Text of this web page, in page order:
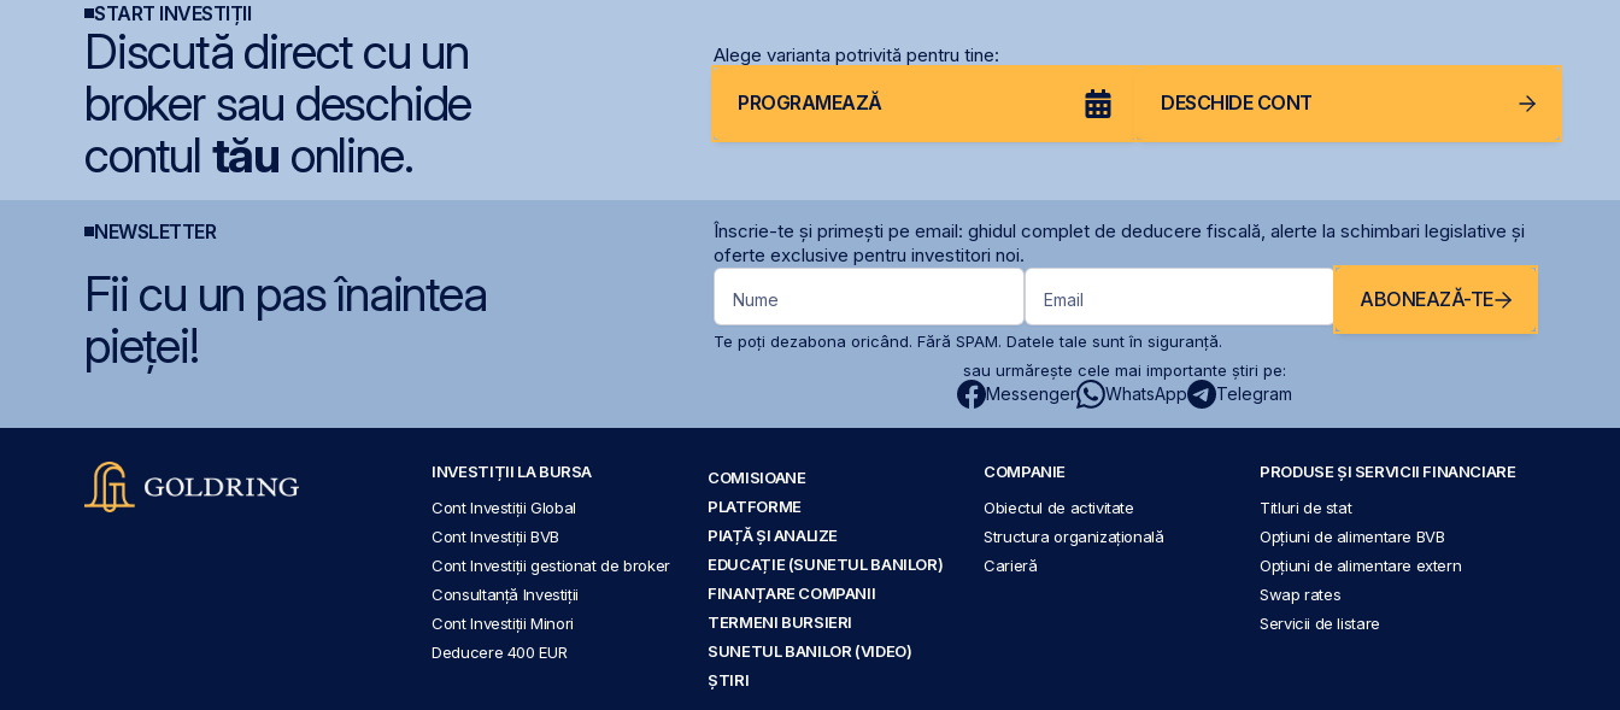
START INVESTIȚII
Discută direct cu un
broker sau deschide
contul tău online.
Alege varianta potrivită pentru tine:
PROGRAMEAZĂ DESCHIDE CONT
NEWSLETTER
Înscrie-te și primești pe email: ghidul complet de deducere fiscală, alerte la schimbari legislative și
oferte exclusive pentru investitori noi.
Fii cu un pas înaintea
pieței!
Nume Email ABONEAZĂ-TE
Te poți dezabona oricând. Fără SPAM. Datele tale sunt în siguranță.
sau urmărește cele mai importante știri pe:
Messenger WhatsApp Telegram
INVESTIȚII LA BURSA
Cont Investiții Global
Cont Investiții BVB
Cont Investiții gestionat de broker
Consultanță Investiții
Cont Investiții Minori
Deducere 400 EUR
COMISIOANE
PLATFORME
PIAȚĂ ȘI ANALIZE
EDUCAȚIE (SUNETUL BANILOR)
FINANȚARE COMPANII
TERMENI BURSIERI
SUNETUL BANILOR (VIDEO)
ȘTIRI
COMPANIE
Obiectul de activitate
Structura organizațională
Carieră
PRODUSE ȘI SERVICII FINANCIARE
Titluri de stat
Opțiuni de alimentare BVB
Opțiuni de alimentare extern
Swap rates
Servicii de listare